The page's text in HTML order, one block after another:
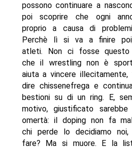
possono continuare a
poi scoprire che ogni
proprio a causa di
Perchè lì si va a finire
atleti. Non ci fosse questo
che il wrestling non è
aiuta a vincere
dire chissenefrega e
bestioni su di un ring. E,
motivo, giustificato
omertà: il doping non fa
chi perde lo decidiamo
fare? Ma si muore. E la